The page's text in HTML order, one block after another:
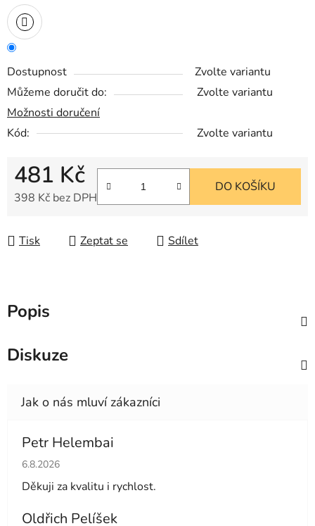
Dostupnost
Zvolte variantu
Můžeme doručit do:
Zvolte variantu
Možnosti doručení
Kód:
Zvolte variantu
481 Kč
398 Kč bez DPH
DO KOŠÍKU
Tisk Zeptat se Sdílet
Popis
Diskuze
Petr Helembai
Hodnocení obchodu je 5 z 5 hvězdiček.
6.8.2026
Děkuji za kvalitu i rychlost.
Oldřich Pelíšek